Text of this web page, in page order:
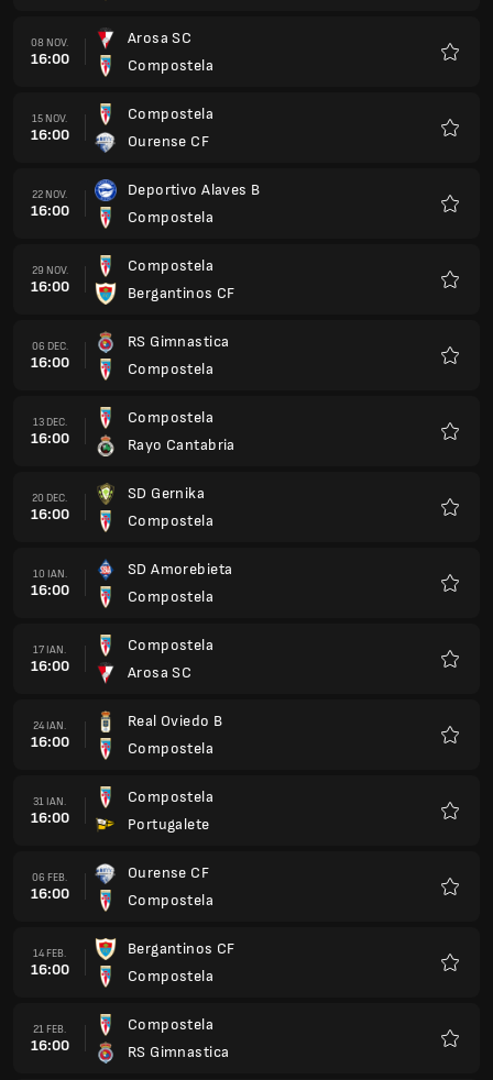
08 NOV.
16:00
Arosa SC
Compostela
15 NOV.
16:00
Compostela
Ourense CF
22 NOV.
16:00
Deportivo Alaves B
Compostela
29 NOV.
16:00
Compostela
Bergantinos CF
06 DEC.
16:00
RS Gimnastica
Compostela
13 DEC.
16:00
Compostela
Rayo Cantabria
20 DEC.
16:00
SD Gernika
Compostela
10 IAN.
16:00
SD Amorebieta
Compostela
17 IAN.
16:00
Compostela
Arosa SC
24 IAN.
16:00
Real Oviedo B
Compostela
31 IAN.
16:00
Compostela
Portugalete
06 FEB.
16:00
Ourense CF
Compostela
14 FEB.
16:00
Bergantinos CF
Compostela
21 FEB.
16:00
Compostela
RS Gimnastica